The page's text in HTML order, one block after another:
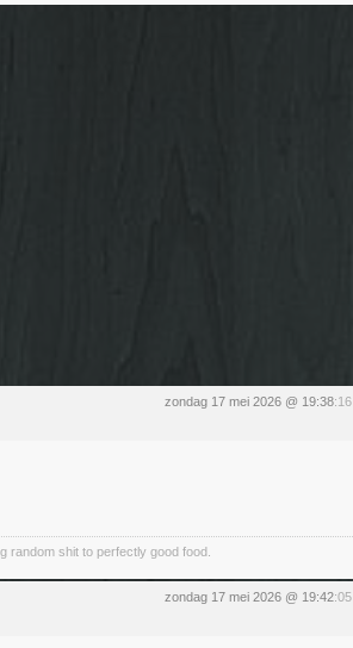
zondag 17 mei 2026 @ 19:38:16
random shit to perfectly good food.
zondag 17 mei 2026 @ 19:42:05